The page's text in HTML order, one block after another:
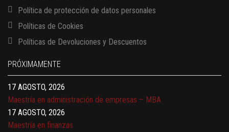
Política de protección de datos personales
Políticas de Cookies
Políticas de Devoluciones y Descuentos
PRÓXIMAMENTE
13 AGOSTO, 2026
17 AGOSTO, 2026
Gerencia de empresas familiares
17 AGOSTO, 2026
Maestría en administración de empresas – MBA
17 AGOSTO, 2026
Maestría en finanzas